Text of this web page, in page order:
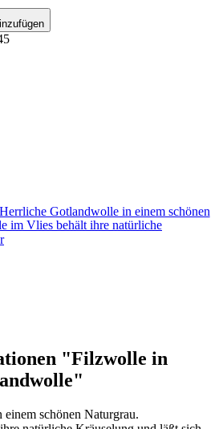
Herrliche Gotlandwolle in einem schönen
im Vlies behält ihre natürliche
"Filzwolle in
schönen Naturgrau.